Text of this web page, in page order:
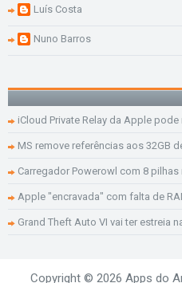
Luís Costa
Nuno Barros
iCloud Private Relay da Apple
MS remove referências aos 32GB
Carregador Powerowl com 8 pilhas
Apple "encravada" com falta de
Grand Theft Auto VI vai ter estreia
Copyright © 2026 Apps do